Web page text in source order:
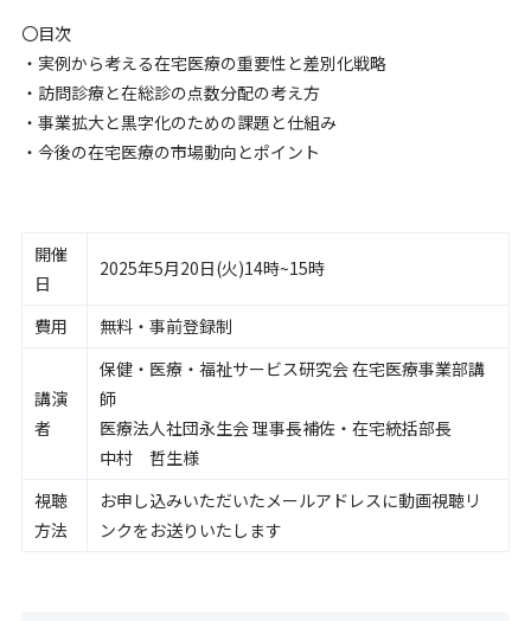
〇目次
・実例から考える在宅医療の重要性と差別化戦略
・訪問診療と在総診の点数分配の考え方
・事業拡大と黒字化のための課題と仕組み
・今後の在宅医療の市場動向とポイント
開催
日
2025年5月20日(火)14時~15時
費用 無料・事前登録制
講演
者
保健・医療・福祉サービス研究会 在宅医療事業部講
師
医療法人社団永生会 理事長補佐・在宅統括部長
中村 哲生様
視聴
方法
お申し込みいただいたメールアドレスに動画視聴リ
ンクをお送りいたします